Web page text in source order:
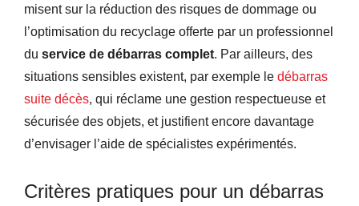
misent sur la réduction des risques de dommage ou
l’optimisation du recyclage offerte par un professionnel
du service de débarras complet. Par ailleurs, des
situations sensibles existent, par exemple le débarras
suite décès, qui réclame une gestion respectueuse et
sécurisée des objets, et justifient encore davantage
d’envisager l’aide de spécialistes expérimentés.
Critères pratiques pour un débarras